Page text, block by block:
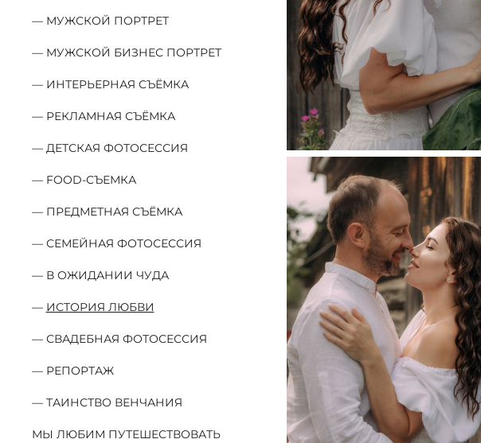
МУЖСКОЙ ПОРТРЕТ
МУЖСКОЙ БИЗНЕС ПОРТРЕТ
ИНТЕРЬЕРНАЯ СЪЁМКА
РЕКЛАМНАЯ СЪЁМКА
ДЕТСКАЯ ФОТОСЕССИЯ
FOOD-СЪЕМКА
ПРЕДМЕТНАЯ СЪЁМКА
СЕМЕЙНАЯ ФОТОСЕССИЯ
В ОЖИДАНИИ ЧУДА
ИСТОРИЯ ЛЮБВИ
СВАДЕБНАЯ ФОТОСЕССИЯ
РЕПОРТАЖ
ТАИНСТВО ВЕНЧАНИЯ
МЫ ЛЮБИМ ПУТЕШЕСТВОВАТЬ